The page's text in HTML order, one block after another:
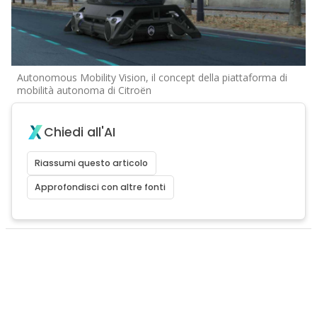
Autonomous Mobility Vision, il concept della piattaforma di
mobilità autonoma di Citroën
Chiedi all'AI
Riassumi questo articolo
Approfondisci con altre fonti